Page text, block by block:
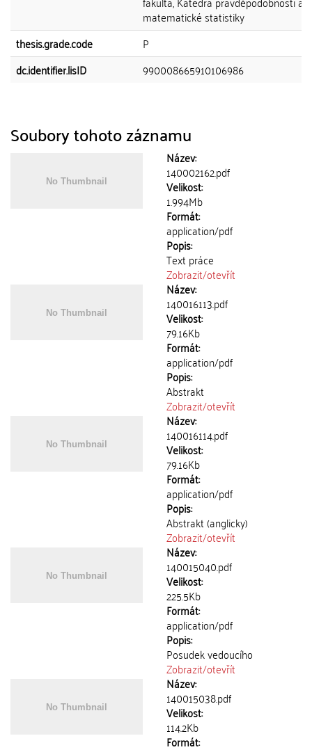
matematické statistiky
thesis.grade.code
P
dc.identifier.lisID
990008665910106986
Soubory tohoto záznamu
Název:
140002162.pdf
Velikost:
1.994Mb
Formát:
application/pdf
Popis:
Text práce
Zobrazit/otevřít
Název:
140016113.pdf
Velikost:
79.16Kb
Formát:
application/pdf
Popis:
Abstrakt
Zobrazit/otevřít
Název:
140016114.pdf
Velikost:
79.16Kb
Formát:
application/pdf
Popis:
Abstrakt (anglicky)
Zobrazit/otevřít
Název:
140015040.pdf
Velikost:
225.5Kb
Formát:
application/pdf
Popis:
Posudek vedoucího
Zobrazit/otevřít
Název:
140015038.pdf
Velikost:
114.2Kb
Formát: